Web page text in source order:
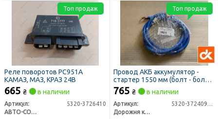
Реле поворотов РС951А
КАМАЗ, МАЗ, КРАЗ 24В
665 ₴ в наличии
Артикул:
5320-3726410
АВТО-СОЮЗ 88
Топ продаж
Провод АКБ аккумулятор -
стартер 1550 мм (болт - болт)
(ДК)
765 ₴ в наличии
Артикул:
5320-3724092-36
Дорожня карта
Топ продаж